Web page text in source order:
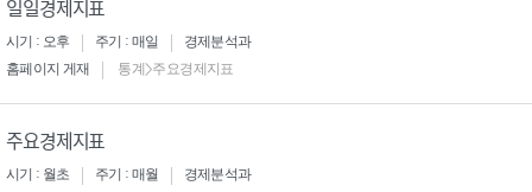
일일경제지표
시기 : 오후 주기 : 매일
경제분석과
홈페이지 게재
통계>주요경제지표
주요경제지표
시기 : 월초 주기 : 매월
경제분석과